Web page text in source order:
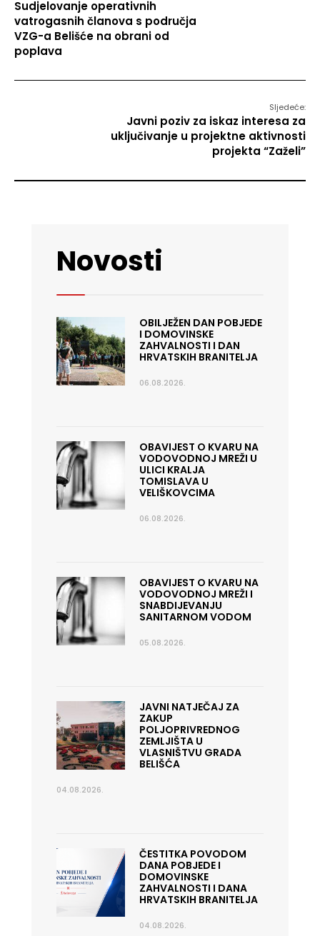
Sudjelovanje operativnih
vatrogasnih članova s područja
VZG-a Belišće na obrani od
poplava
Sljedeće:
Javni poziv za iskaz interesa za
uključivanje u projektne aktivnosti
projekta “Zaželi”
Novosti
OBILJEŽEN DAN POBJEDE
I DOMOVINSKE
ZAHVALNOSTI I DAN
HRVATSKIH BRANITELJA
06.08.2026.
OBAVIJEST O KVARU NA
VODOVODNOJ MREŽI U
ULICI KRALJA
TOMISLAVA U
VELIŠKOVCIMA
06.08.2026.
OBAVIJEST O KVARU NA
VODOVODNOJ MREŽI I
SNABDIJEVANJU
SANITARNOM VODOM
05.08.2026.
JAVNI NATJEČAJ ZA
ZAKUP
POLJOPRIVREDNOG
ZEMLJIŠTA U
VLASNIŠTVU GRADA
BELIŠĆA
04.08.2026.
ČESTITKA POVODOM
DANA POBJEDE I
DOMOVINSKE
ZAHVALNOSTI I DANA
HRVATSKIH BRANITELJA
04.08.2026.